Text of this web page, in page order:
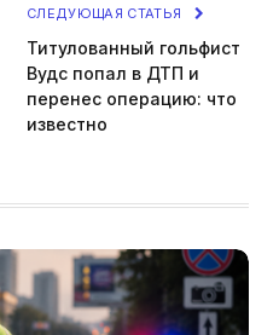
СЛЕДУЮЩАЯ СТАТЬЯ
Титулованный гольфист
Вудс попал в ДТП и
перенес операцию: что
известно